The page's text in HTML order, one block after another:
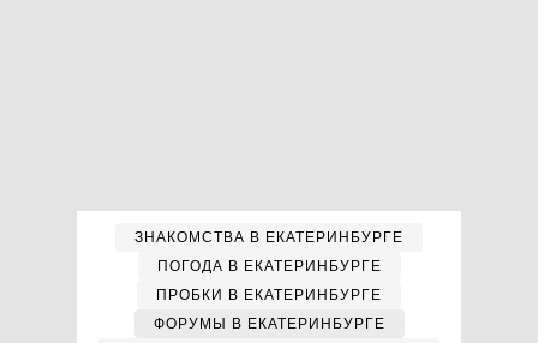
ЗНАКОМСТВА В ЕКАТЕРИНБУРГЕ
ПОГОДА В ЕКАТЕРИНБУРГЕ
ПРОБКИ В ЕКАТЕРИНБУРГЕ
ФОРУМЫ В ЕКАТЕРИНБУРГЕ